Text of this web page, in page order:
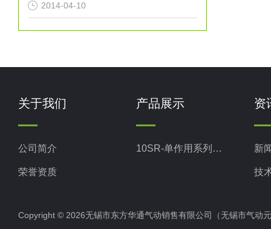
2014-04-10
关于我们
公司简介
荣誉资质
产品展示
10SR-单作用系列气动执行器
资
新
技
Copyright © 2026无锡市东方华通气动销售有限公司（无锡市气